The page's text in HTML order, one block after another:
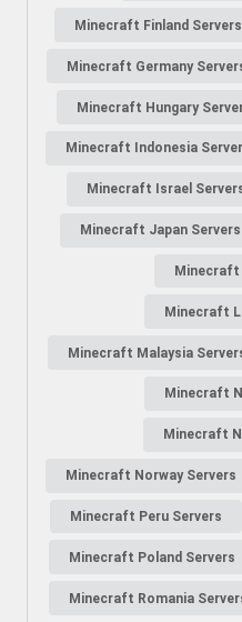
Minecraft Finland Servers
Minecraft Germany
Minecraft Hungary
Minecraft Indonesia
Minecraft Israel
Minecraft Japan Servers
Minecraft
Minecraft
Minecraft Malaysia
Minecraft
Minecraft
Minecraft Norway Servers
Minecraft Peru Servers
Minecraft Poland Servers
Minecraft Romania